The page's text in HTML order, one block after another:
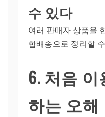
수 있다
여러 판매자 상품을
합배송으로 정리할
6. 처음
하는 오해